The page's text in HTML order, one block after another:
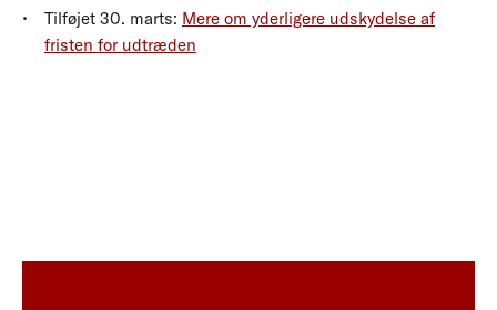
Tilføjet 30. marts: Mere om yderligere udskydelse af
fristen for udtræden